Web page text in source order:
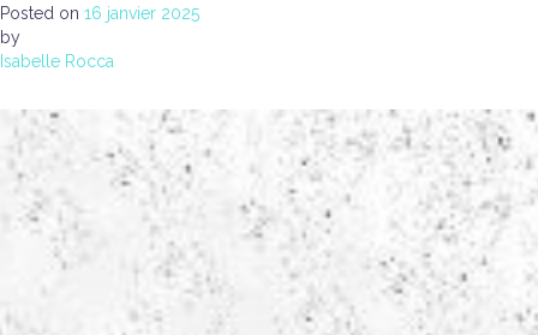
Posted on 16 janvier 2025
by
Isabelle Rocca